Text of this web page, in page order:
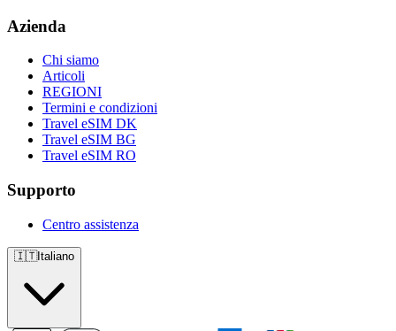
Azienda
Chi siamo
Articoli
REGIONI
Termini e condizioni
Travel eSIM DK
Travel eSIM BG
Travel eSIM RO
Supporto
Centro assistenza
🇮🇹Italiano